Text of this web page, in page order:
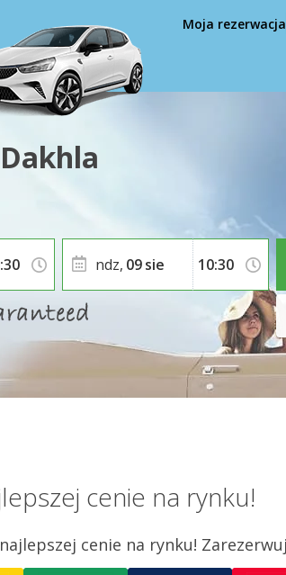
Polski
Română
العربية
Moja rezerwacja
ndz, 09sie
cenie na rynku!
cenie na rynku!